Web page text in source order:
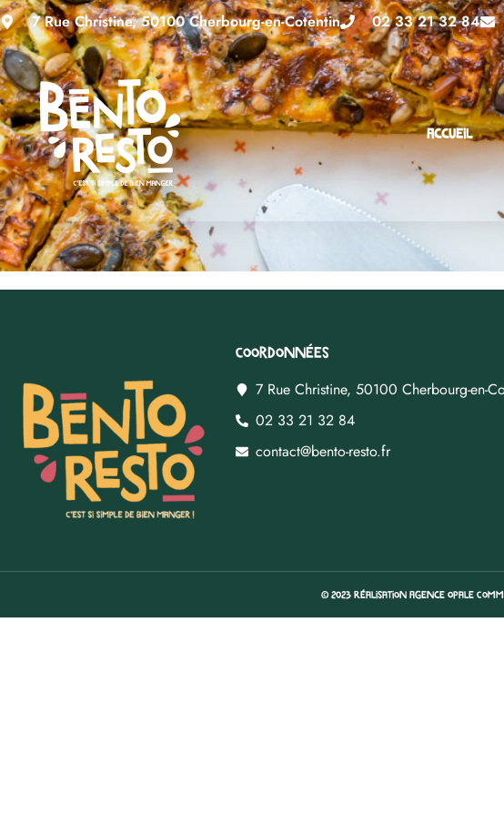
7 Rue Christine, 50100 Cherbourg-en-Cotentin 02 33 21 32 84
Accueil
Coordonnées
7 Rue Christine, 50100 Cherbourg-en-
02 33 21 32 84
contact@bento-resto.fr
© 2023 Réalisation Agence Opale